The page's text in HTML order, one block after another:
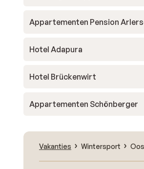
Appartementen Pension
Hotel Adapura
Hotel Brückenwirt
Appartementen Schönberger
Vakanties Wintersport